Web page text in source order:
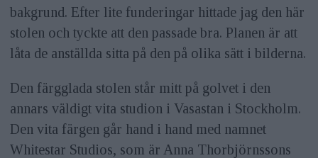
bakgrund. Efter lite funderingar hittade jag den här
stolen och tyckte att den passade bra. Planen är att
låta de anställda sitta på den på olika sätt i bilderna.
Den färgglada stolen står mitt på golvet i den
annars väldigt vita studion i Vasastan i Stockholm.
Den vita färgen går hand i hand med namnet
Whitestar Studios, som är Anna Thorbjörnssons